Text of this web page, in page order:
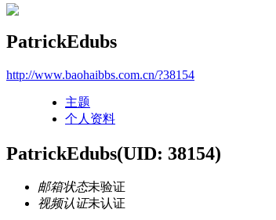
PatrickEdubs
http://www.baohaibbs.com.cn/?38154
主题
个人资料
PatrickEdubs(UID: 38154)
邮箱状态未验证
视频认证未认证